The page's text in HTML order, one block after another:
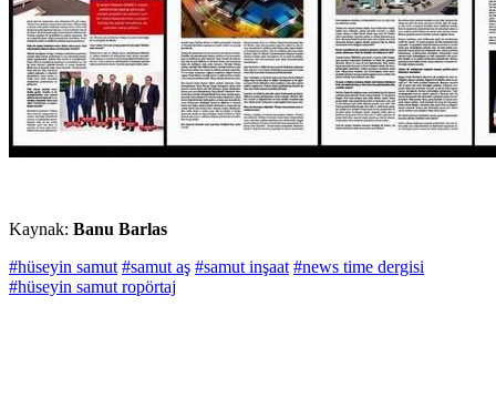
Kaynak: Banu Barlas
#hüseyin samut #samut aş #samut inşaat #news time dergisi
#hüseyin samut ropörtaj